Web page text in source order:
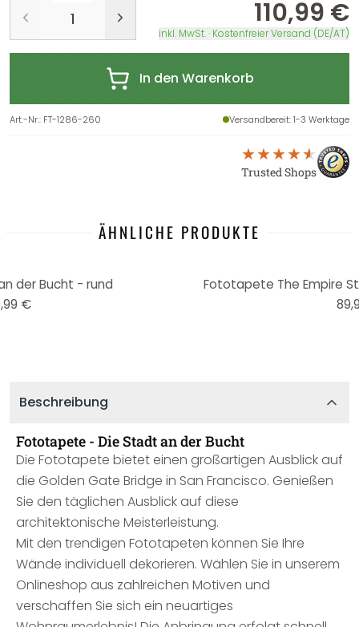
110,99 €
inkl. MwSt. · Kostenfreier Versand (DE/AT)
In den Warenkorb
Art.-Nr.: FT-1286-260 Versandbereit: 1-3 Werktage
Trusted Shops
ÄHNLICHE PRODUKTE
der Bucht - rund
€
Fototapete The Empire
Beschreibung
Fototapete - Die Stadt an der Bucht
Die Fototapete bietet einen großartigen Ausblick auf
die Golden Gate Bridge in San Francisco. Genießen
Sie den täglichen Ausblick auf diese
architektonische Meisterleistung.
Mit den trendigen Fototapeten können Sie Ihre
Wände individuell dekorieren. Wählen Sie in unserem
Onlineshop aus zahlreichen Motiven und
verschaffen Sie sich ein neuartiges